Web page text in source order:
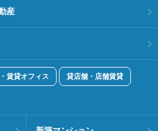
産
賃貸オフィス 貸店舗・店舗賃貸